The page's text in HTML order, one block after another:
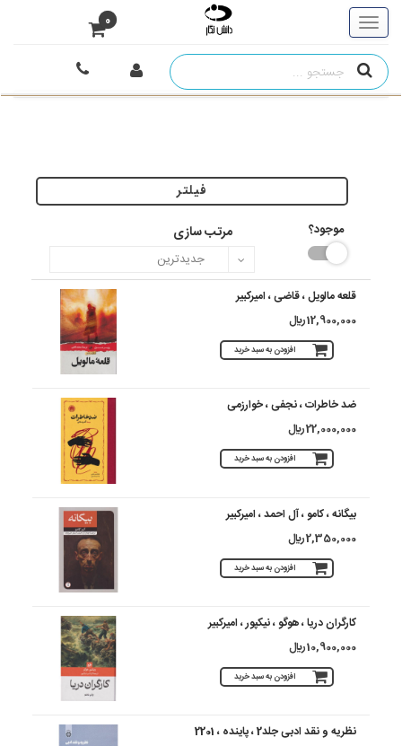
0
فیلتر
موجود؟ مرتب سازی
قلعه مالویل ، قاضی ، امیرکبیر
12,900,000 ريال
افزودن به سبد خرید
ضد خاطرات ، نجفی ، خوارزمی
22,000,000 ريال
افزودن به سبد خرید
بیگانه ، کامو ، آل احمد ، امیرکبیر
2,350,000 ريال
افزودن به سبد خرید
کارگران دریا ، هوگو ، نیکپور ، امیرکبیر
10,900,000 ريال
افزودن به سبد خرید
نظریه و نقد ادبی جلد2 ، پاینده ، 2201